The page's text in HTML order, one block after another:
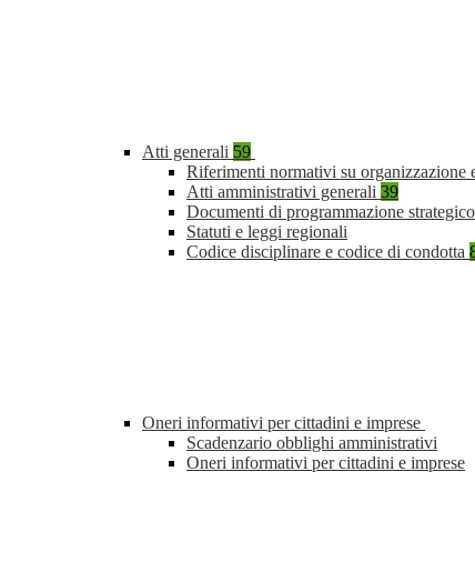
Atti generali 59
Riferimenti normativi su organizzazione
Atti amministrativi generali 39
Documenti di programmazione
Statuti e leggi regionali
Codice disciplinare e codice di condotta
Oneri informativi per cittadini e imprese
Scadenzario obblighi amministrativi
Oneri informativi per cittadini e imprese